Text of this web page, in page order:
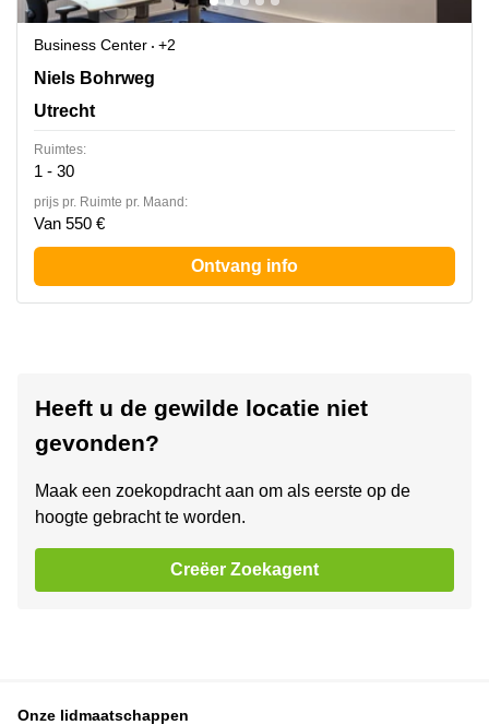
Business Center
+2
Niels Bohrweg 121, Utrecht
Niels Bohrweg
Utrecht
Ruimtes:
1 - 30
prijs pr. Ruimte pr. Maand:
Van 550 €
Ontvang info
Heeft u de gewilde locatie niet
gevonden?
Maak een zoekopdracht aan om als eerste op de
hoogte gebracht te worden.
Creëer Zoekagent
Onze lidmaatschappen